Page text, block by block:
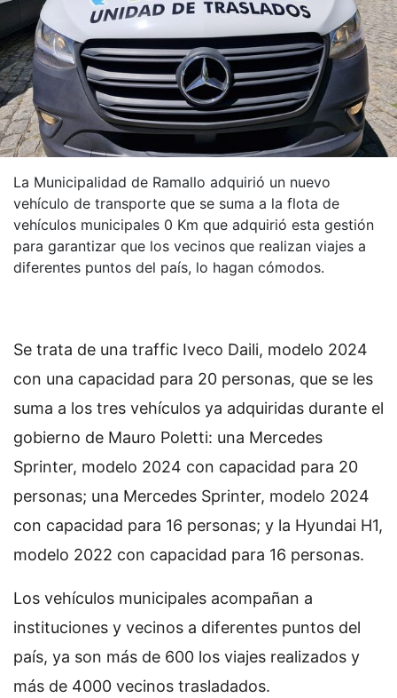
La Municipalidad de Ramallo adquirió un nuevo
vehículo de transporte que se suma a la flota de
vehículos municipales 0 Km que adquirió esta gestión
para garantizar que los vecinos que realizan viajes a
diferentes puntos del país, lo hagan cómodos.
Se trata de una traffic Iveco Daili, modelo 2024
con una capacidad para 20 personas, que se les
suma a los tres vehículos ya adquiridas durante el
gobierno de Mauro Poletti: una Mercedes
Sprinter, modelo 2024 con capacidad para 20
personas; una Mercedes Sprinter, modelo 2024
con capacidad para 16 personas; y la Hyundai H1,
modelo 2022 con capacidad para 16 personas.
Los vehículos municipales acompañan a
instituciones y vecinos a diferentes puntos del
país, ya son más de 600 los viajes realizados y
más de 4000 vecinos trasladados.